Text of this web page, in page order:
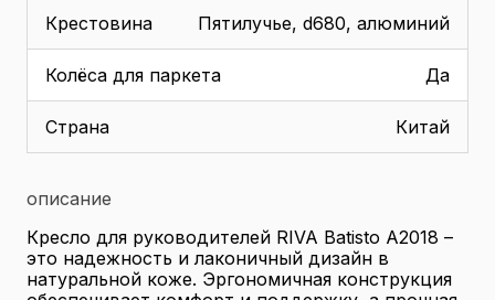
Крестовина Пятилучье, d680, алюминий
Колёса для паркета Да
Страна Китай
описание
Кресло для руководителей RIVA Batisto A2018 –
это надежность и лаконичный дизайн в
натуральной коже. Эргономичная конструкция